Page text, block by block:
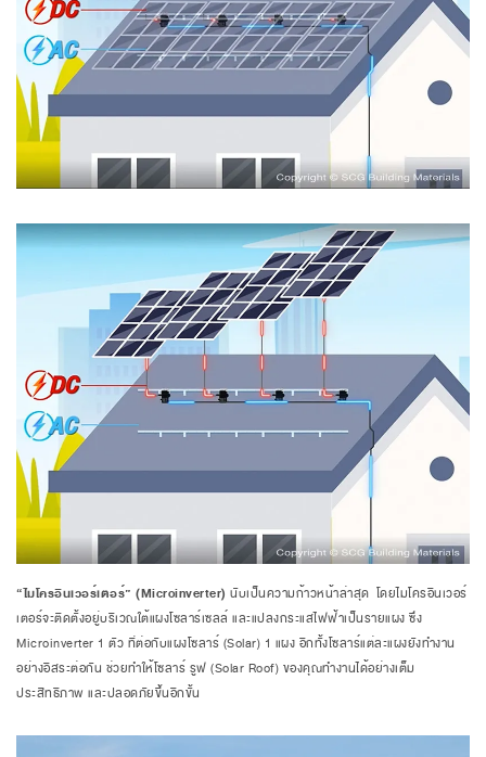
“ไมโครอินเวอร์เตอร์” (Microinverter) นับเป็นความก้าวหน้าล่าสุด โดยไมโครอินเวอร์
เตอร์จะติดตั้งอยู่บริเวณใต้แผงโซลาร์เซลล์ และแปลงกระแสไฟฟ้าเป็นรายแผง ซึ่ง
Microinverter 1 ตัว ที่ต่อกับแผงโซลาร์ (Solar) 1 แผง อีกทั้งโซลาร์แต่ละแผงยังทำงาน
อย่างอิสระต่อกัน ช่วยทำให้โซลาร์ รูฟ (Solar Roof) ของคุณทำงานได้อย่างเต็ม
ประสิทธิภาพ และปลอดภัยขึ้นอีกขั้น